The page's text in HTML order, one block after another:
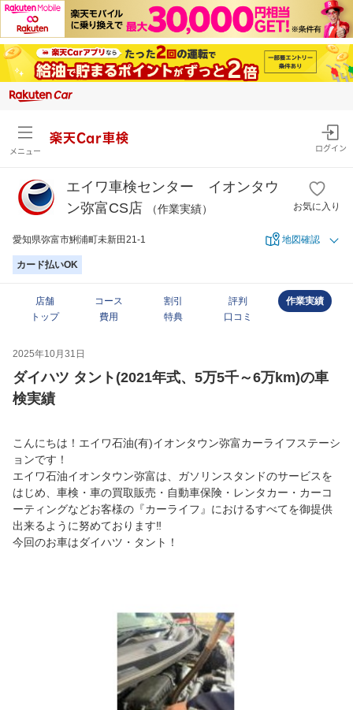
メニュー
楽天Car車検
ログイン
エイワ車検センター イオンタウ
ン弥富CS店
（作業実績） お気に入り
愛知県弥富市鯏浦町未新田21-1 地図確認
カード払いOK
店舗
トップ
コース
費用
割引
特典
評判
口コミ
作業実績
2025年10月31日
ダイハツ タント(2021年式、5万5千～6万km)の車
検実績
こんにちは！エイワ石油(有)イオンタウン弥富カーライフステーシ
ョンです！
エイワ石油イオンタウン弥富は、ガソリンスタンドのサービスを
はじめ、車検・車の買取販売・自動車保険・レンタカー・カーコ
ーティングなどお客様の『カーライフ』におけるすべてを御提供
出来るように努めております‼
今回のお車はダイハツ・タント！